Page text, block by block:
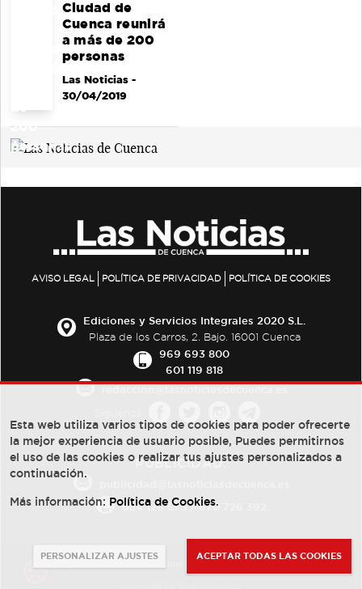
Ciudad de
Cuenca reunirá
a más de 200
personas
Las Noticias-
30/04/2019
AVISO LEGAL POLÍTICA DE PRIVACIDAD POLÍTICA DE COOKIES
Ediciones y Servicios Integrales 2020 S.L.
Plaza de los Carros, 2. Bajo. 16001 Cuenca
969 693 800
601 119 818
PUBLICIDAD:
684 126 573/670 726 392
Esta web utiliza varios tipos de cookies para poder ofrecerte
la mejor experiencia de usuario posible, Puedes permitirnos
el uso de las cookies o realizar tus ajustes personalizados a
continuación.
Más información: Política de Cookies.
PERSONALIZAR AJUSTES ACEPTAR TODAS LAS COOKIES